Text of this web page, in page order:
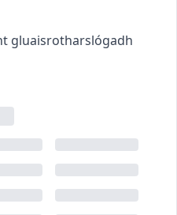
gluaisrotharslógadh